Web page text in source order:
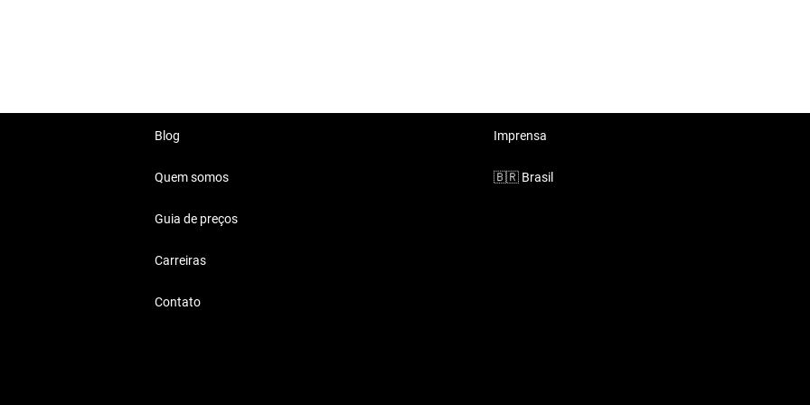
Blog
Quem somos
Guia de preços
Carreiras
Contato
Imprensa
🇧🇷 Brasil